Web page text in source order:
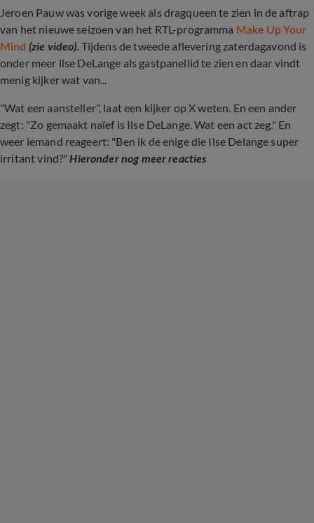
Jeroen Pauw was vorige week als dragqueen te zien in de aftrap
van het nieuwe seizoen van het RTL-programma Make Up Your
Mind (zie video). Tijdens de tweede aflevering zaterdagavond is
onder meer llse DeLange als gastpanellid te zien en daar vindt
menig kijker wat van...
"Wat een aansteller", laat een kijker op X weten. En een ander
zegt: "Zo gemaakt naïef is Ilse DeLange. Wat een act zeg." En
weer iemand reageert: "Ben ik de enige die Ilse Delange super
irritant vind?"Hieronder nog meer reacties